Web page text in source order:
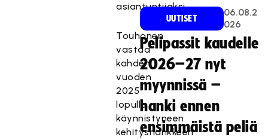
asiantuntijaksi.
Touhonen
vastaa
kahden
vuoden
2025
lopulla
käynnistyneen
kehityshankkeen
UUTISET
06.08.2
026
Pelipassit kaudelle
2026–27 nyt
myynnissä –
hanki ennen
ensimmäistä peliä